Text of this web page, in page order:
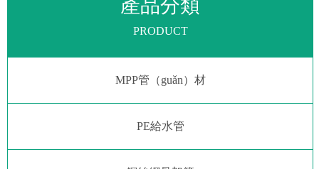
產品分類
PRODUCT
MPP管（guǎn）材
PE給水管